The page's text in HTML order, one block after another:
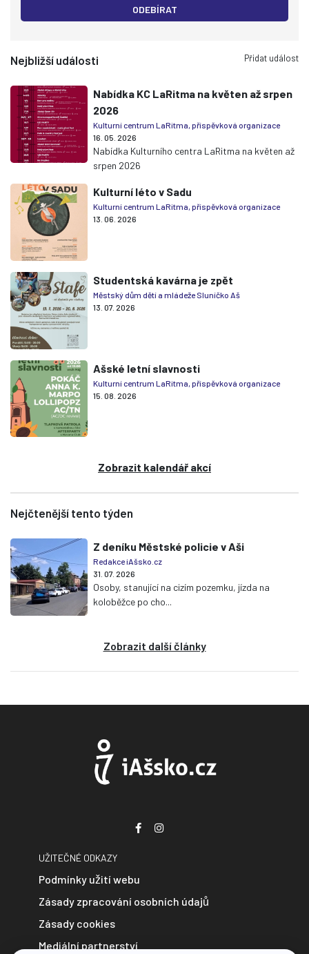
ODEBÍRAT
Nejbližší události Přidat událost
Nabídka KC LaRitma na květen až srpen
2026
Kulturní centrum LaRitma, příspěvková organizace
16. 05. 2026
Nabídka Kulturního centra LaRitma na květen až
srpen 2026
Kulturní léto v Sadu
Kulturní centrum LaRitma, příspěvková organizace
13. 06. 2026
Studentská kavárna je zpět
Městský dům dětí a mládeže Sluníčko Aš
13. 07. 2026
Ašské letní slavnosti
Kulturní centrum LaRitma, příspěvková organizace
15. 08. 2026
Zobrazit kalendář akcí
Nejčtenější tento týden
Z deníku Městské policie v Aši
Redakce iAšsko.cz
31. 07. 2026
Osoby, stanující na cizím pozemku, jízda na
koloběžce po cho...
Zobrazit další články
UŽITEČNÉ ODKAZY
Podmínky užití webu
Zásady zpracování osobních údajů
Zásady cookies
Mediální partnerství